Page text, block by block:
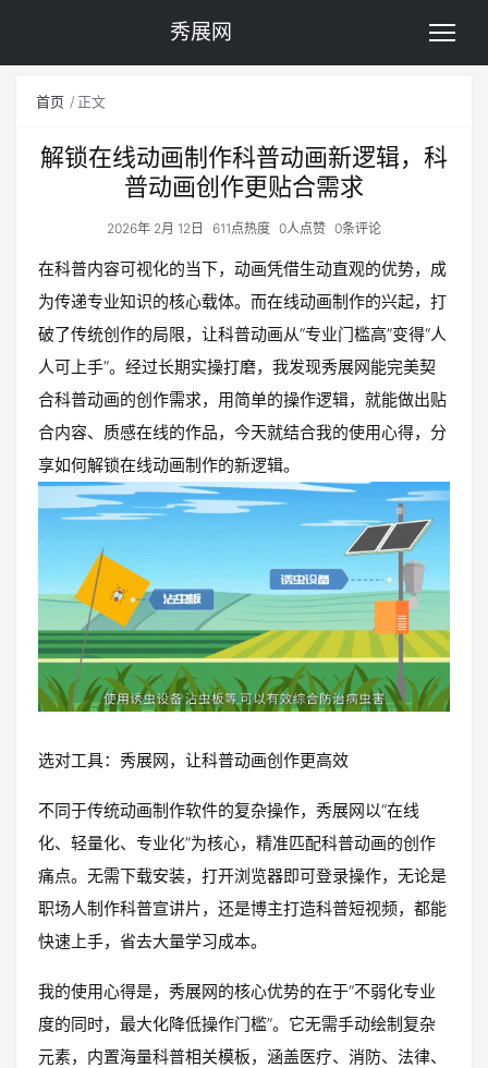
秀展网
首页 正文
解锁在线动画制作科普动画新逻辑，科
普动画创作更贴合需求
2026年 2月 12日 611点热度 0人点赞 0条评论
在科普内容可视化的当下，动画凭借生动直观的优势，成
为传递专业知识的核心载体。而在线动画制作的兴起，打
破了传统创作的局限，让科普动画从“专业门槛高”变得“人
人可上手”。经过长期实操打磨，我发现秀展网能完美契
合科普动画的创作需求，用简单的操作逻辑，就能做出贴
合内容、质感在线的作品，今天就结合我的使用心得，分
享如何解锁在线动画制作的新逻辑。
选对工具：秀展网，让科普动画创作更高效
不同于传统动画制作软件的复杂操作，秀展网以“在线
化、轻量化、专业化”为核心，精准匹配科普动画的创作
痛点。无需下载安装，打开浏览器即可登录操作，无论是
职场人制作科普宣讲片，还是博主打造科普短视频，都能
快速上手，省去大量学习成本。
我的使用心得是，秀展网的核心优势的在于“不弱化专业
度的同时，最大化降低操作门槛”。它无需手动绘制复杂
元素，内置海量科普相关模板，涵盖医疗、消防、法律、